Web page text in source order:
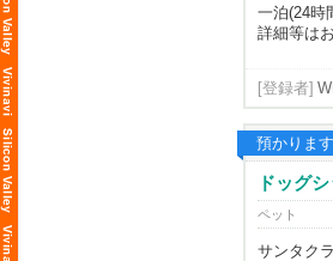
一泊(24時
詳細等は
[登録者]
預かります
ドッグ
ペット
サンタク